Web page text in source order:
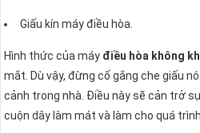
Giấu kín máy điều hòa.
Hình thức của máy điều hòa không
mắt. Dù vậy, đừng cố gắng che giấu
cảnh trong nhà. Điều này sẽ cản trở
cuộn dây làm mát và làm cho quá